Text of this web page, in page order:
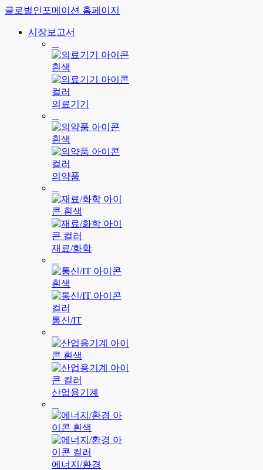
글로벌인포메이션 홈페이지
시장보고서
의료기기
의약품
재료/화학
통신/IT
산업용기계
에너지/환경